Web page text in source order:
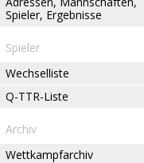
Spieler, Ergebnisse
Spieler
Wechselliste
Q-TTR-Liste
Archiv
Wettkampfarchiv